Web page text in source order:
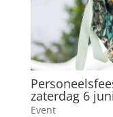
zaterdag 6
Event